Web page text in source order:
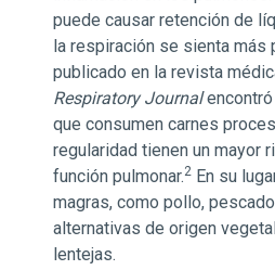
puede causar retención de
la respiración se sienta más
publicado en la revista
Respiratory Journalencontró
que consumen carnes
regularidad tienen un mayor
función pulmonar.2En su
magras, como pollo,
alternativas de origen
lentejas.